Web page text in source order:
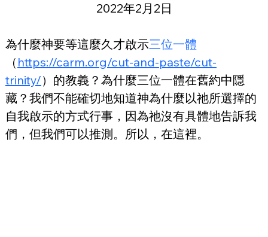
2022年2月2日
為什麼神要等這麼久才啟示三位一體
（ https://carm.org/cut-and-paste/cut-
trinity/）的教義？為什麼三位一體在舊約中隱
藏？我們不能確切地知道神為什麼以祂所選擇的
自我啟示的方式行事，因為祂沒有具體地告訴我
們，但我們可以推測。所以，在這裡。